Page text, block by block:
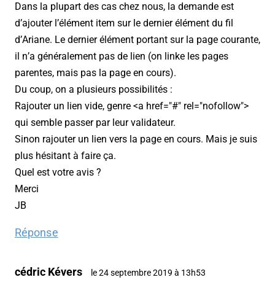
Dans la plupart des cas chez nous, la demande est
d’ajouter l’élément item sur le dernier élément du fil
d’Ariane. Le dernier élément portant sur la page courante,
il n’a généralement pas de lien (on linke les pages
parentes, mais pas la page en cours).
Du coup, on a plusieurs possibilités :
Rajouter un lien vide, genre <a href="#" rel="nofollow">
qui semble passer par leur validateur.
Sinon rajouter un lien vers la page en cours. Mais je suis
plus hésitant à faire ça.
Quel est votre avis ?
Merci
JB
Réponse
cédric Kévers le 24 septembre 2019 à 13h53